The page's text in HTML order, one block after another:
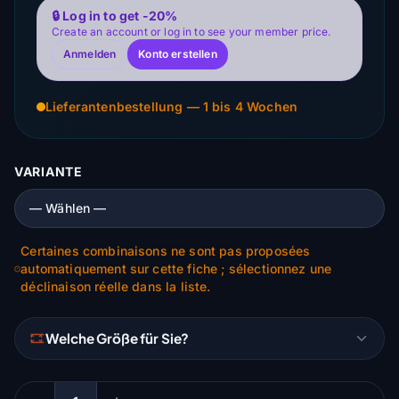
🔒 Log in to get -20%
Create an account or log in to see your member price.
Anmelden
Konto erstellen
Lieferantenbestellung — 1 bis 4 Wochen
VARIANTE
Certaines combinaisons ne sont pas proposées
automatiquement sur cette fiche ; sélectionnez une
déclinaison réelle dans la liste.
Welche Größe für Sie?